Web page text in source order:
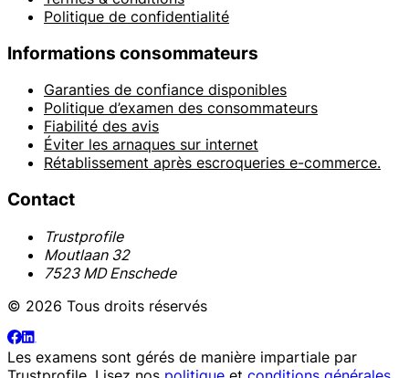
Politique de confidentialité
Informations consommateurs
Garanties de confiance disponibles
Politique d’examen des consommateurs
Fiabilité des avis
Éviter les arnaques sur internet
Rétablissement après escroqueries e-commerce.
Contact
Trustprofile
Moutlaan 32
7523 MD Enschede
© 2026 Tous droits réservés
Les examens sont gérés de manière impartiale par